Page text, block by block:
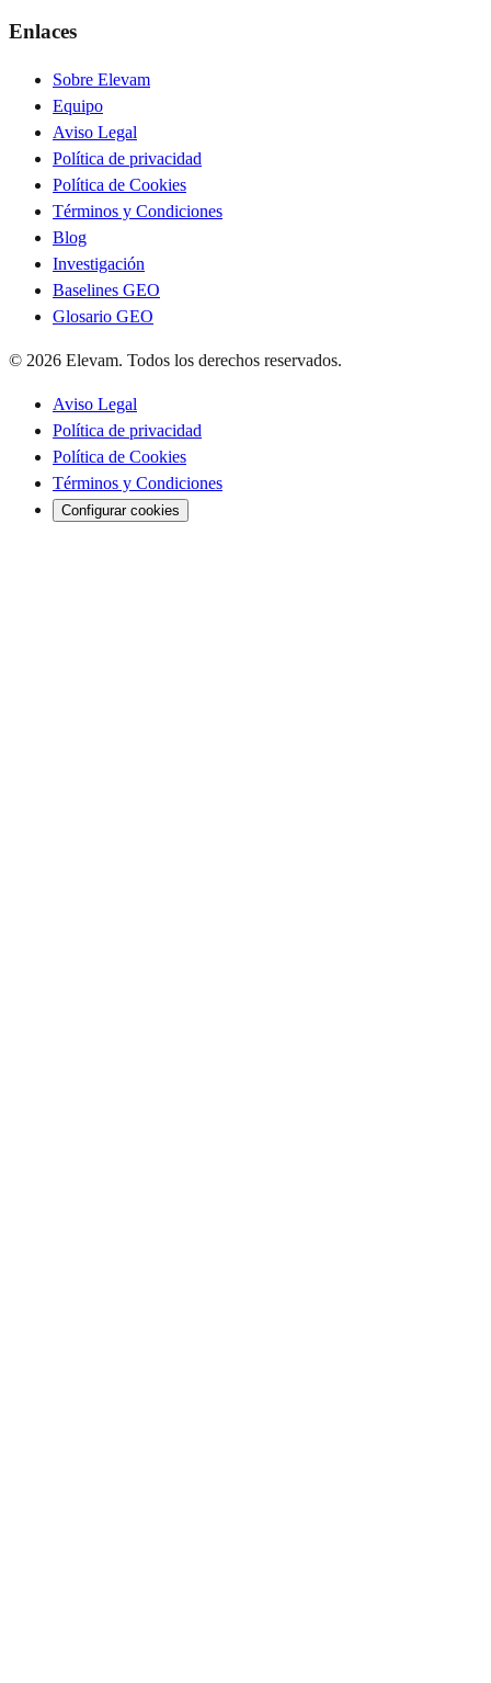
Enlaces
Sobre Elevam
Equipo
Aviso Legal
Política de privacidad
Política de Cookies
Términos y Condiciones
Blog
Investigación
Baselines GEO
Glosario GEO
© 2026 Elevam. Todos los derechos reservados.
Aviso Legal
Política de privacidad
Política de Cookies
Términos y Condiciones
Configurar cookies